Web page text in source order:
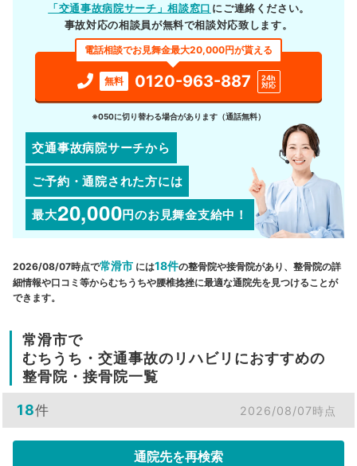
「交通事故病院サーチ」相談窓口 にご連絡ください。
事故対応の相談員が無料で相談対応致します。
電話相談でお見舞金最大20,000円が貰える
無料 0120-963-887
24h
対応
※050に切り替わる場合があります（通話無料）
交通事故病院サーチから
ご予約・通院された方には
最大20,000円のお見舞金支給中！
2026/08/07時点で常滑市 には18件の整骨院や接骨院があり、整骨院の詳
細情報や口コミ等からむちうちや腰椎捻挫に最適な通院先を見つけることが
できます。
常滑市で
むちうち・交通事故のリハビリにおすすめの
整骨院・接骨院一覧
18件 2026/08/07時点
通院先を再検索